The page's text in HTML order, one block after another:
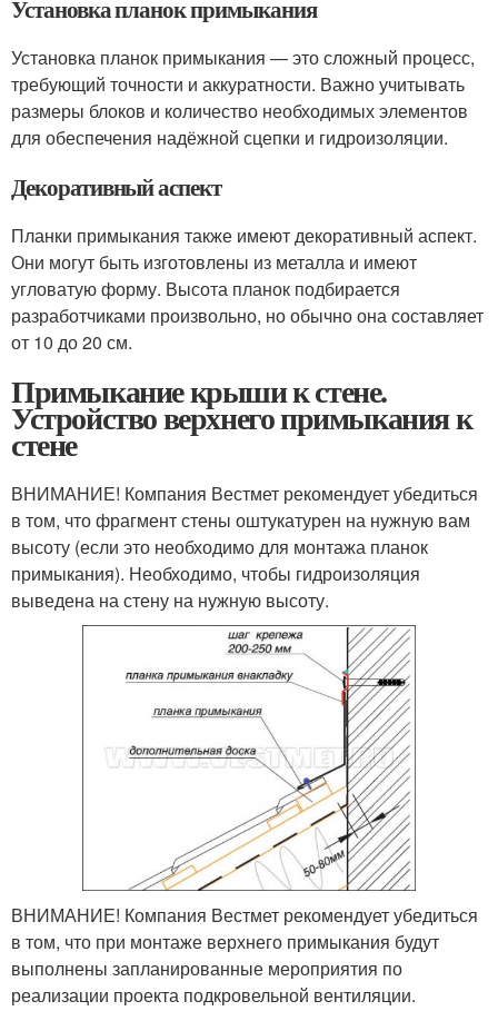
Установка планок примыкания
Установка планок примыкания — это сложный процесс,
требующий точности и аккуратности. Важно учитывать
размеры блоков и количество необходимых элементов
для обеспечения надёжной сцепки и гидроизоляции.
Декоративный аспект
Планки примыкания также имеют декоративный аспект.
Они могут быть изготовлены из металла и имеют
угловатую форму. Высота планок подбирается
разработчиками произвольно, но обычно она составляет
от 10 до 20 см.
Примыкание крыши к стене.
Устройство верхнего примыкания к
стене
ВНИМАНИЕ! Компания Вестмет рекомендует убедиться
в том, что фрагмент стены оштукатурен на нужную вам
высоту (если это необходимо для монтажа планок
примыкания). Необходимо, чтобы гидроизоляция
выведена на стену на нужную высоту.
ВНИМАНИЕ! Компания Вестмет рекомендует убедиться
в том, что при монтаже верхнего примыкания будут
выполнены запланированные мероприятия по
реализации проекта подкровельной вентиляции.